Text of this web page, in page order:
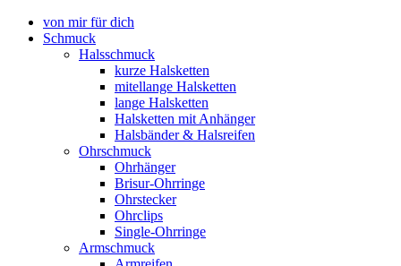
von mir für dich
Schmuck
Halsschmuck
kurze Halsketten
mitellange Halsketten
lange Halsketten
Halsketten mit Anhänger
Halsbänder & Halsreifen
Ohrschmuck
Ohrhänger
Brisur-Ohrringe
Ohrstecker
Ohrclips
Single-Ohrringe
Armschmuck